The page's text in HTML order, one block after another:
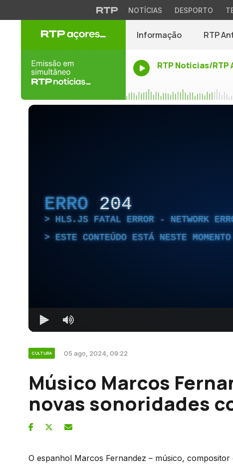
NOTÍCIAS DESPORTO
Informação RTP
RTP Noticias/RTP
ERRO 204
HLS.JS FATAL ERROR - NETWORK
ESTE CONTEÚDO ESTÁ NESTE
CULTURA 05 ago, 2024, 09:22
Músico Marcos
novas sonoridades
O espanhol Marcos Fernandez – músico,